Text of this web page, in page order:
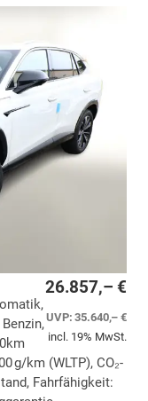
26.857,– €
UVP:35.640,– €
incl. 19% MwSt.
g/km (WLTP), CO₂-
Fahrfähigkeit: